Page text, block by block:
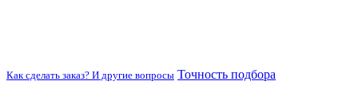
Как сделать заказ? И другие вопросы Точность подбора